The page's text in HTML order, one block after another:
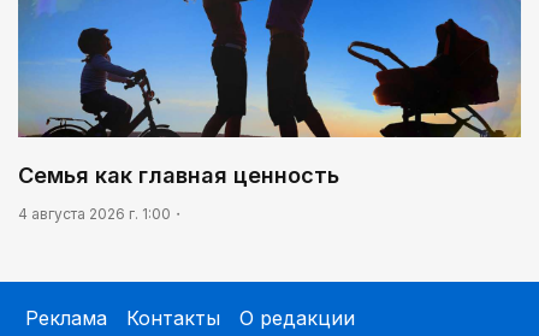
Семья как главная ценность
4 августа 2026 г. 1:00
Реклама Контакты
О редакции